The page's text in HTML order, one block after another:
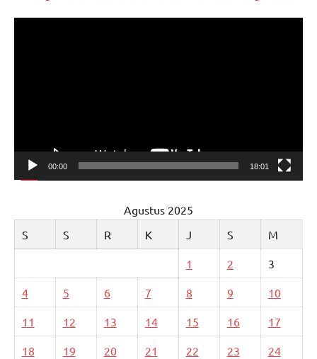
00:00 18:01
Agustus 2025
S
S R K J S M
1 2 3
4 5 6 7 8 9 10
11 12 13 14 15 16 17
18 19 20 21 22 23 24